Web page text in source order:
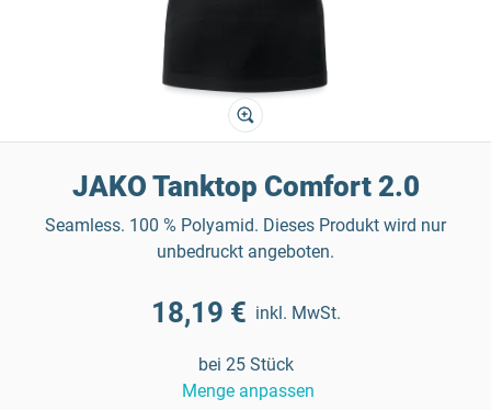
JAKO Tanktop Comfort 2.0
Seamless. 100 % Polyamid. Dieses Produkt wird nur
unbedruckt angeboten.
18,19 € inkl. MwSt.
bei 25 Stück
Menge anpassen